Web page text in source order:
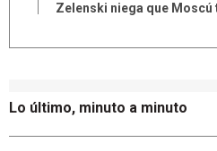
Lo último, minuto a minuto
Zelenski niega que Moscú